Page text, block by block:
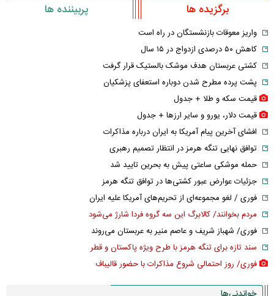
برگزیده ها پربیننده ها
واریز معوقات بازنشستگان در راه است
کاهش ۵۰ درصدی ازدواج در ۱۵ سال
کشتی عربستان هدف موشک بالستیک قرار گرفت
پشت پرده مطرح شدن دوباره استعفای پزشکیان
قیمت سکه و طلا + جدول
قیمت دلار، یورو و سایر ارز‌ها + جدول
افشای آخرین پیام آمریکا به ایران درباره مذاکرات
توافق نهایی تنگه هرمز در انتظار تصمیم رهبری
حمله موشکی ساعتی پیش به بحرین تایید شد
جزئیات عوارض عبور کشتی‌ها در توافق تنگه هرمز
فوری / لغو مجموعه‌ای از تحریم‌های آمریکا علیه ایران
مردم بخوانند/ کالابرگ این سه گروه فردا شارژ می‌شود
فوری/ شهباز شریف و عاصم منیر به عربستان می‌روند
سند تازه برای تنگه هرمز با طرح ویژه پاکستان و قطر
فوری/ روز احتمالی شروع مذاکرات با حضور قالیباف